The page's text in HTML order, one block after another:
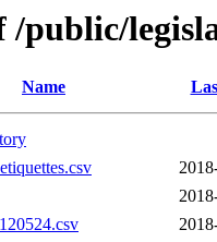
/public/
Name